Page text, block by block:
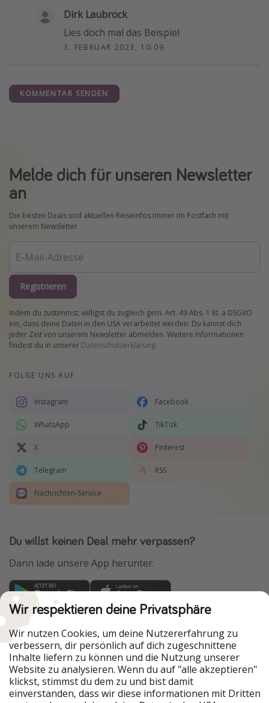
Dirk Laubrock
Lies doch mal das Beispiel
3. FEBRUAR 2023, 10:09
KOMMENTAR SENDEN
Melde dich für unseren Newsletter
an
Die besten Deals und aktuellen Reiseinfos immer im Postfach mit
unserem Newsletter
Registrieren
Indem du zustimmst, willigst du zugleich gem. Art. 49 Abs. 1 lit. a DSGVO
ein, dass deine Daten in den USA verarbeitet werden. Du kannst dich
jeder Zeit von unserem Newsletter abmelden. Weitere Informationen
findest du in unserer Datenschutzerklärung.
FOLGE UNS AUF
Instagram Facebook
WhatsApp TikTok
X Pinterest
Telegram RSS
Nachrichten-Service
Du willst keinen Deal mehr verpassen?
Dann lade unsere App herunter.
Urlaubspiraten ist Teil der HolidayPirates Group
Unsere Märkte
PiratinViaggio
HolidayPirates
VakantiePiraten
WakacyjniPiraci
VoyagesPirates
Ferienpiraten
Urlaubspiraten
ViajerosPiratas
Wir respektieren deine Privatsphäre
Wir nutzen Cookies, um deine Nutzererfahrung zu
verbessern, dir persönlich auf dich zugeschnittene
Inhalte liefern zu können und die Nutzung unserer
Website zu analysieren. Wenn du auf "alle akzeptieren"
klickst, stimmst du dem zu und bist damit
einverstanden, dass wir diese informationen mit Dritten